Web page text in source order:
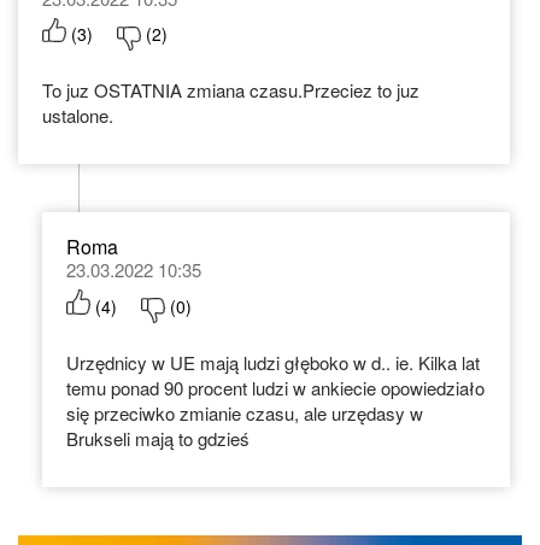
(3) (2)
To juz OSTATNIA zmiana czasu.Przeciez to juz
ustalone.
Roma
23.03.2022 10:35
(4) (0)
Urzędnicy w UE mają ludzi głęboko w d.. ie. Kilka lat
temu ponad 90 procent ludzi w ankiecie opowiedziało
się przeciwko zmianie czasu, ale urzędasy w
Brukseli mają to gdzieś